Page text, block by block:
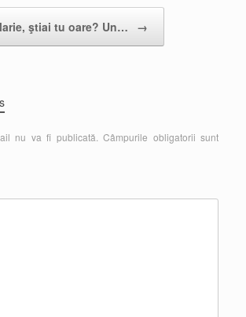
ştiai tu oare? Un… →
nu va fi publicată. Câmpurile obligatorii sunt